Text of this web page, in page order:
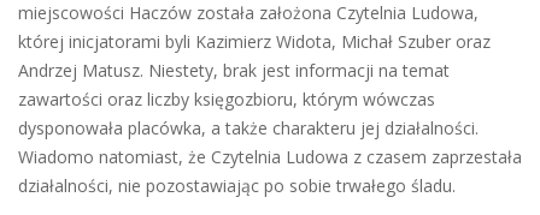
miejscowości Haczów została założona Czytelnia Ludowa,
której inicjatorami byli Kazimierz Widota, Michał Szuber oraz
Andrzej Matusz. Niestety, brak jest informacji na temat
zawartości oraz liczby księgozbioru, którym wówczas
dysponowała placówka, a także charakteru jej działalności.
Wiadomo natomiast, że Czytelnia Ludowa z czasem zaprzestała
działalności, nie pozostawiając po sobie trwałego śladu.